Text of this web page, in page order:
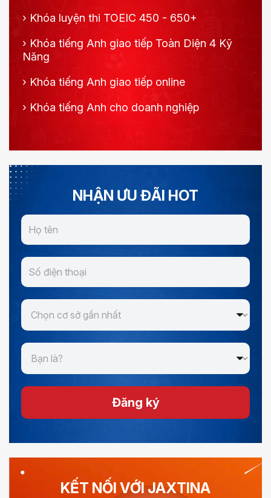
› Khóa luyện thi TOEIC 450 - 650+
› Khóa tiếng Anh giao tiếp Toàn Diện 4 Kỹ
Năng
› Khóa tiếng Anh giao tiếp online
› Khóa tiếng Anh cho doanh nghiệp
NHẬN ƯU ĐÃI HOT
Đăng ký
KẾT NỐI VỚI JAXTINA